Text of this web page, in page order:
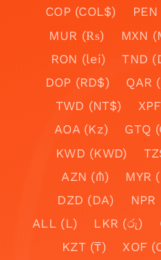
COP (COL$)
MUR (₨)
MXN
RON (lei)
TND
DOP (RD$)
QAR
TWD (NT$)
AOA (Kz)
GTQ
KWD (KWD)
AZN (₼)
MYR
DZD (DA)
ALL (L)
LKR (රු)
KZT (₸)
XOF